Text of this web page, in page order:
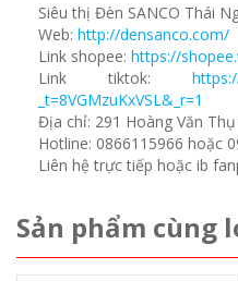
Siêu thị Đèn SANCO Thái
Web: http://densanco.com/
Link shopee: https://
Link tiktok:
_t=8VGMzuKxVSL&_r=1
Địa chỉ: 291 Hoàng Văn
Hotline: 0866115966 hoặc
Liên hệ trực tiếp hoặc ib
Sản phẩm cùng